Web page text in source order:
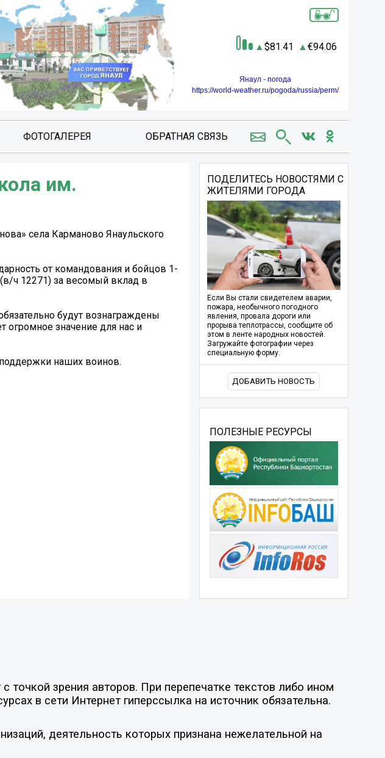
81.41 94.06
Янаул - погода
https://world-weather.ru/pogoda/russia/perm/
ФОТОГАЛЕРЕЯ ОБРАТНАЯ СВЯЗЬ
им.
села Карманово Янаульского
от командования и бойцов 1-
(в/ч 12271) за весомый вклад в
будут вознаграждены
огромное значение для нас и
наших воинов.
ПОДЕЛИТЕСЬ НОВОСТЯМИ С
ЖИТЕЛЯМИ ГОРОДА
Если Вы стали свидетелем аварии,
пожара, необычного погодного
явления, провала дороги или
прорыва теплотрассы, сообщите об
этом в ленте народных новостей.
Загружайте фотографии через
специальную форму.
ДОБАВИТЬ НОВОСТЬ
ПОЛЕЗНЫЕ РЕСУРСЫ
зрения авторов. При перепечатке текстов либо ином
в сети Интернет гиперссылка на источник обязательна.
деятельность которых признана нежелательной на